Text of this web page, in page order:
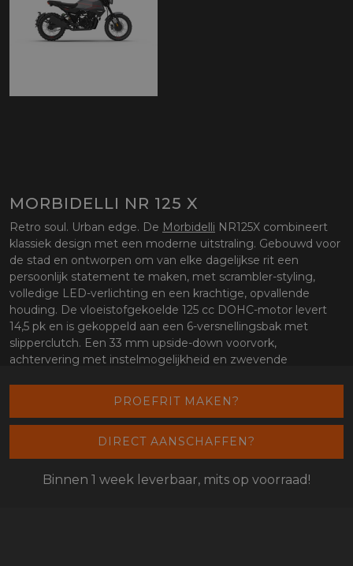
MORBIDELLI NR 125 X
Retro soul. Urban edge. De Morbidelli NR125X combineert
klassiek design met een moderne uitstraling. Gebouwd voor
de stad en ontworpen om van elke dagelijkse rit een
persoonlijk statement te maken, met scrambler-styling,
volledige LED-verlichting en een krachtige, opvallende
houding. De vloeistofgekoelde 125 cc DOHC-motor levert
14,5 pk en is gekoppeld aan een 6-versnellingsbak met
slipperclutch. Een 33 mm upside-down voorvork,
achtervering met instelmogelijkheid en zwevende
verlichting is de NR125X meer dan zomaar een 125—het is
een scherpe, stijlvolle instapmotor voor vandaag. Dit is retro,
opnieuw uitgevonden. Dit is Morbidelli.
125 cc DOHC-motor met slipperclutch
Vloeistofgekoelde eencilinder met 4 kleppen en DOHC,
PROEFRIT MAKEN?
DIRECT AANSCHAFFEN?
Binnen 1 week leverbaar, mits op voorraad!